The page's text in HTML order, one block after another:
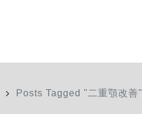
Posts Tagged "二重顎改善"